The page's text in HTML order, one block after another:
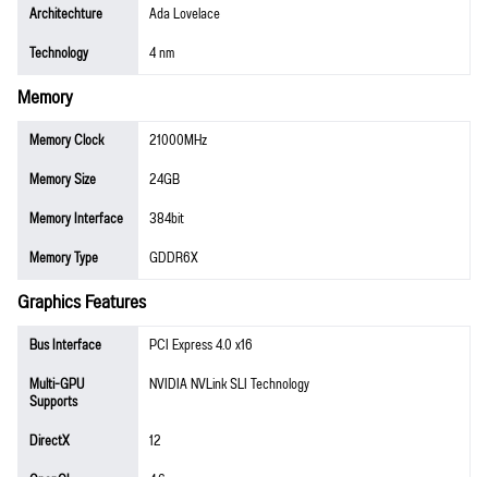
Architechture
Ada Lovelace
Technology
4 nm
Memory
Memory Clock
21000MHz
Memory Size
24GB
Memory Interface
384bit
Memory Type
GDDR6X
Graphics Features
Bus Interface
PCI Express 4.0 x16
Multi-GPU
Supports
NVIDIA NVLink SLI Technology
DirectX
12